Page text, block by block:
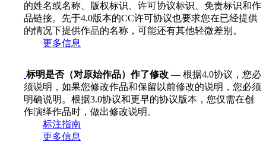
的姓名或名称、版权标识、许可协议标识、免责标识和作
品链接。先于4.0版本的CC许可协议也要求您在已经提供
的情况下提供作品的名称，可能还有其他轻微差别。
更多信息
标明是否（对原始作品）作了修改 — 根据4.0协议，您必
须说明，如果您修改作品和保留以前修改的说明，您必须
明确说明。根据3.0协议和更早的协议版本，您仅需在创
作演绎作品时，做出修改说明。
标注指南
更多信息